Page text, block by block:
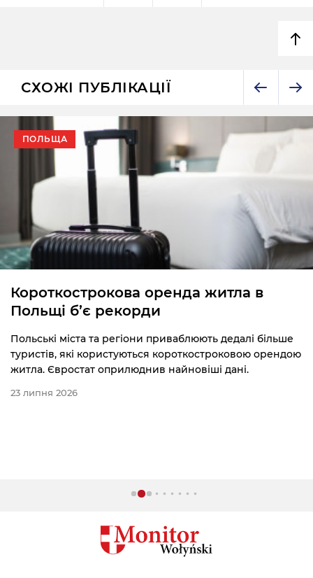
СХОЖІ ПУБЛІКАЦІЇ
ПОЛЬЩА
Короткострокова оренда житла в
Польщі б’є рекорди
Польські міста та регіони приваблюють дедалі більше
туристів, які користуються короткостроковою орендою
житла. Євростат оприлюднив найновіші дані.
23 липня 2026